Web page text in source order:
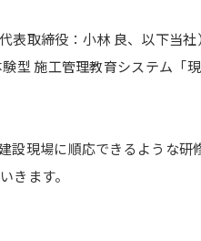
取締役：小林 良、以下当
型 施工管理教育システム「
現場に順応できるような
きます。